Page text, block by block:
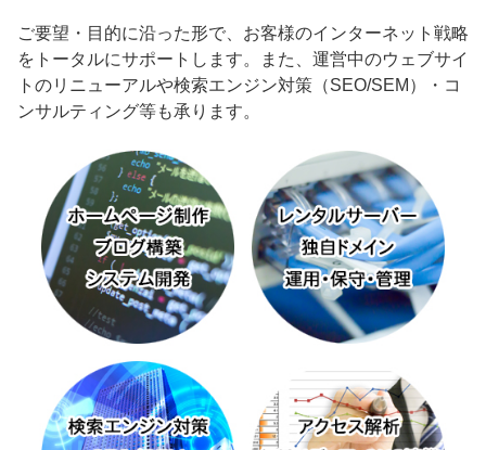
ご要望・目的に沿った形で、お客様のインターネット戦略
をトータルにサポートします。また、運営中のウェブサイ
トのリニューアルや検索エンジン対策（SEO/SEM）・コ
ンサルティング等も承ります。